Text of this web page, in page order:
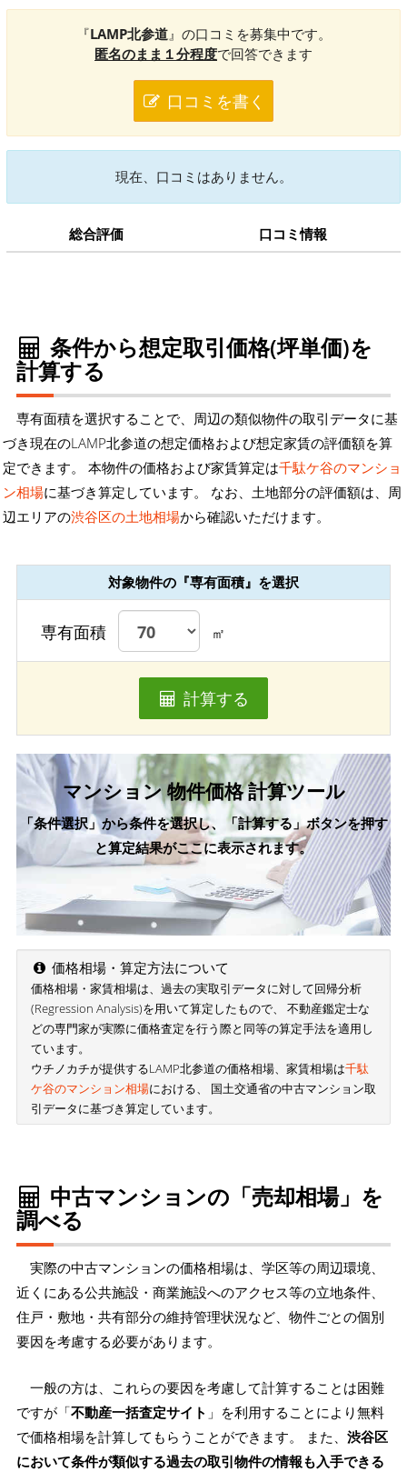
『LAMP北参道』の口コミを募集中です。
匿名のまま１分程度で回答できます
口コミを書く
現在、口コミはありません。
総合評価 口コミ情報
条件から想定取引価格(坪単価)を
計算する
専有面積を選択することで、周辺の類似物件の取引データに基
づき現在のLAMP北参道の想定価格および想定家賃の評価額を算
定できます。 本物件の価格および家賃算定は千駄ケ谷のマンショ
ン相場に基づき算定しています。 なお、土地部分の評価額は、周
辺エリアの渋谷区の土地相場から確認いただけます。
対象物件の『専有面積』を選択
専有面積 ㎡
計算する
マンション 物件価格 計算ツール
「条件選択」から条件を選択し、「計算する」ボタンを押す
と算定結果がここに表示されます。
価格相場・算定方法について
価格相場・家賃相場は、過去の実取引データに対して回帰分析
(Regression Analysis)を用いて算定したもので、 不動産鑑定士な
どの専門家が実際に価格査定を行う際と同等の算定手法を適用し
ています。
ウチノカチが提供するLAMP北参道の価格相場、家賃相場は千駄
ケ谷のマンション相場における、 国土交通省の中古マンション取
引データに基づき算定しています。
中古マンションの「売却相場」を
調べる
実際の中古マンションの価格相場は、学区等の周辺環境、
近くにある公共施設・商業施設へのアクセス等の立地条件、
住戸・敷地・共有部分の維持管理状況など、物件ごとの個別
要因を考慮する必要があります。
一般の方は、これらの要因を考慮して計算することは困難
ですが「不動産一括査定サイト 」を利用することにより無料
で価格相場を計算してもらうことができます。 また、 渋谷区
において条件が類似する過去の取引物件の情報も入手できる